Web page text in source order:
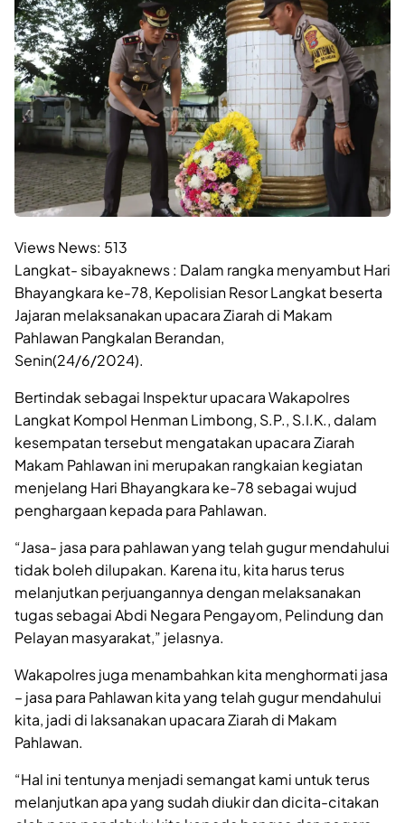
Views News: 513
Langkat- sibayaknews : Dalam rangka menyambut Hari
Bhayangkara ke-78, Kepolisian Resor Langkat beserta
Jajaran melaksanakan upacara Ziarah di Makam
Pahlawan Pangkalan Berandan,
Senin(24/6/2024).
Bertindak sebagai Inspektur upacara Wakapolres
Langkat Kompol Henman Limbong, S.P., S.I.K., dalam
kesempatan tersebut mengatakan upacara Ziarah
Makam Pahlawan ini merupakan rangkaian kegiatan
menjelang Hari Bhayangkara ke-78 sebagai wujud
penghargaan kepada para Pahlawan.
“Jasa- jasa para pahlawan yang telah gugur mendahului
tidak boleh dilupakan. Karena itu, kita harus terus
melanjutkan perjuangannya dengan melaksanakan
tugas sebagai Abdi Negara Pengayom, Pelindung dan
Pelayan masyarakat,” jelasnya.
Wakapolres juga menambahkan kita menghormati jasa
– jasa para Pahlawan kita yang telah gugur mendahului
kita, jadi di laksanakan upacara Ziarah di Makam
Pahlawan.
“Hal ini tentunya menjadi semangat kami untuk terus
melanjutkan apa yang sudah diukir dan dicita-citakan